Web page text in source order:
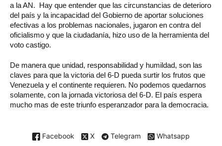
a la AN. Hay que entender que las circunstancias de deterioro
del país y la incapacidad del Gobierno de aportar soluciones
efectivas a los problemas nacionales, jugaron en contra del
oficialismo y que la ciudadanía, hizo uso de la herramienta del
voto castigo.
De manera que unidad, responsabilidad y humildad, son las
claves para que la victoria del 6-D pueda surtir los frutos que
Venezuela y el continente requieren. No podemos quedarnos
solamente, con la jornada victoriosa del 6-D. El país espera
mucho mas de este triunfo esperanzador para la democracia.
Facebook X Telegram Whatsapp